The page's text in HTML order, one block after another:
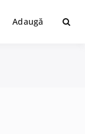
Adaugă